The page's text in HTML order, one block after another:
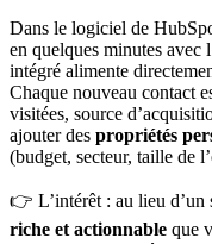
Dans le logiciel de
en quelques minutes
intégré alimente
Chaque nouveau contact
visitées, source
ajouter des propriétés
(budget, secteur, taille de
👉 L’intérêt : au lieu d’un
riche et actionnable que